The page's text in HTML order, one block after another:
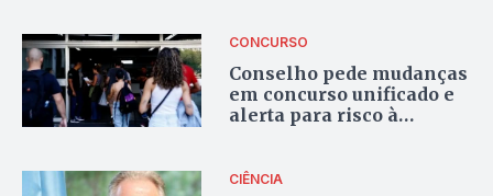
CONCURSO
Conselho pede mudanças
em concurso unificado e
alerta para risco à
CIÊNCIA